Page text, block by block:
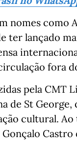
nomes como
ter lançado
fora
pela CMT
St George,
cultural.